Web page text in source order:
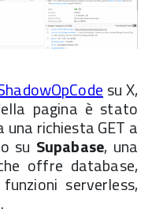
su X,
pagina è stato
richiesta GET a
su Supabase, una
offre database,
serverless,